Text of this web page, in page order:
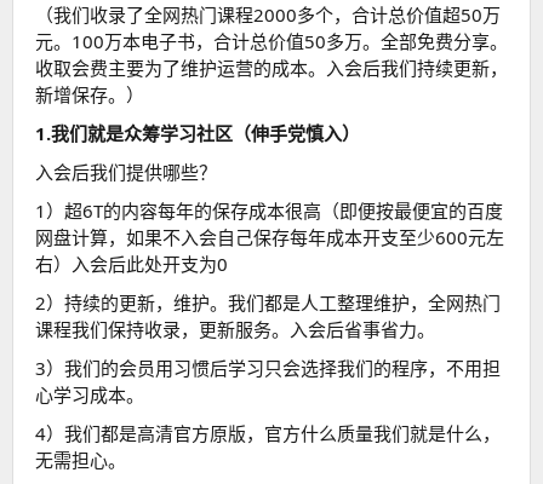
（我们收录了全网热门课程2000多个，合计总价值超50万
元。100万本电子书，合计总价值50多万。全部免费分享。
收取会费主要为了维护运营的成本。入会后我们持续更新，
新增保存。）
1.我们就是众筹学习社区（伸手党慎入）
入会后我们提供哪些？
1）超6T的内容每年的保存成本很高（即便按最便宜的百度
网盘计算，如果不入会自己保存每年成本开支至少600元左
右）入会后此处开支为0
2）持续的更新，维护。我们都是人工整理维护，全网热门
课程我们保持收录，更新服务。入会后省事省力。
3）我们的会员用习惯后学习只会选择我们的程序，不用担
心学习成本。
4）我们都是高清官方原版，官方什么质量我们就是什么，
无需担心。